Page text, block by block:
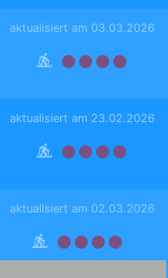
aktualisiert am 03.03.2026
aktualisiert am 23.02.2026
aktualisiert am 02.03.2026